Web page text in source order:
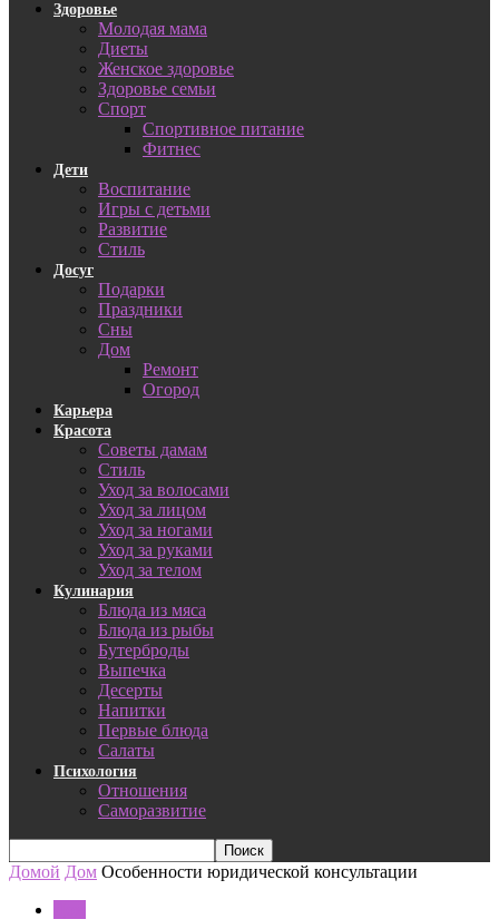
Здоровье
Молодая мама
Диеты
Женское здоровье
Здоровье семьи
Спорт
Спортивное питание
Фитнес
Дети
Воспитание
Игры с детьми
Развитие
Стиль
Досуг
Подарки
Праздники
Сны
Дом
Ремонт
Огород
Карьера
Красота
Советы дамам
Стиль
Уход за волосами
Уход за лицом
Уход за ногами
Уход за руками
Уход за телом
Кулинария
Блюда из мяса
Блюда из рыбы
Бутерброды
Выпечка
Десерты
Напитки
Первые блюда
Салаты
Психология
Отношения
Саморазвитие
Домой Дом Особенности юридической консультации